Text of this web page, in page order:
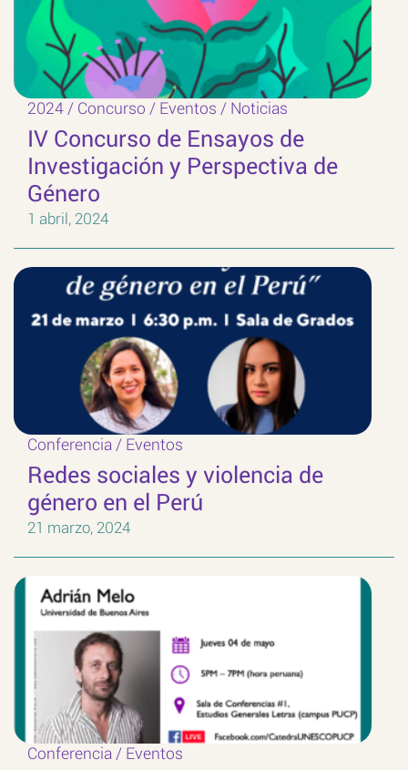
2024/ Concurso / Eventos / Noticias
IV Concurso de Ensayos de
Investigación y Perspectiva de
Género
1 abril, 2024
Conferencia/ Eventos
Redes sociales y violencia de
género en el Perú
21 marzo, 2024
Conferencia/ Eventos